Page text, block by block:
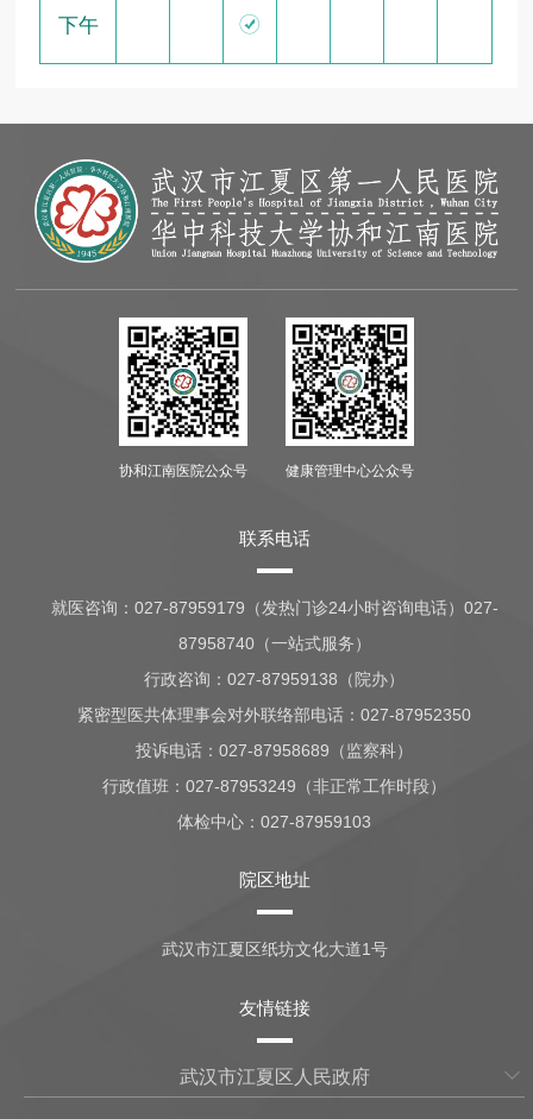
下午 
协和江南医院公众号 健康管理中心公众号
联系电话
就医咨询： 027-87959179（发热门诊24小时咨询电话）027-
87958740（一站式服务）
行政咨询：027-87959138（院办）
紧密型医共体理事会对外联络部电话：027-87952350
投诉电话：027-87958689（监察科）
行政值班：027-87953249（非正常工作时段）
体检中心：027-87959103
院区地址
武汉市江夏区纸坊文化大道1号
友情链接
武汉市江夏区人民政府